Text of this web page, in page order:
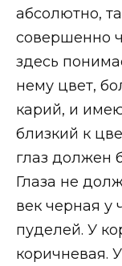
абсолютно,
совершенно
здесь
нему цвет,
карий, и
близкий к
глаз должен
Глаза не
век черная у
пуделей. У
коричневая.